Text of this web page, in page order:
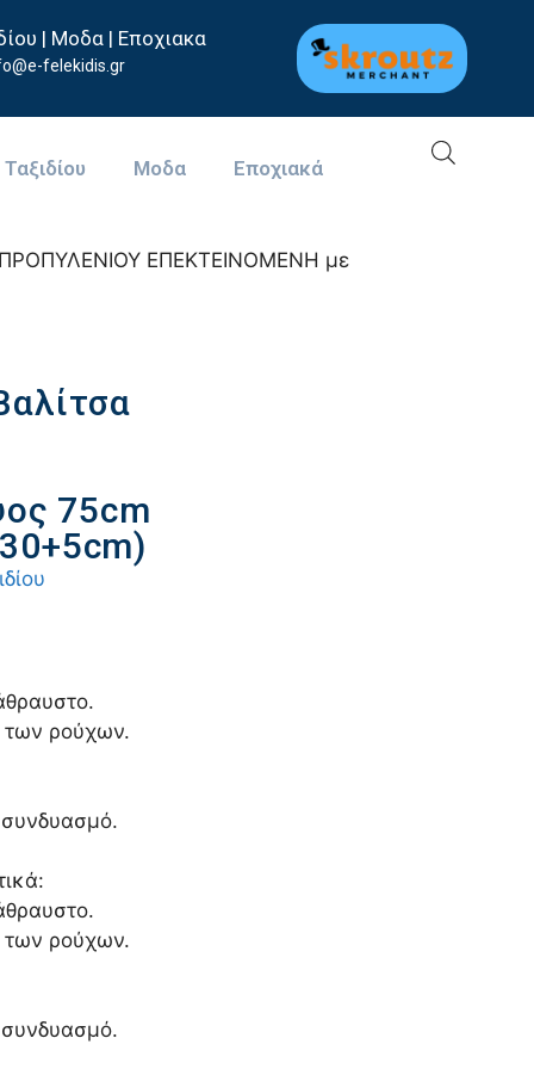
| Μοδα | Εποχιακα
felekidis.gr
Μοδα Eποχιακά
ΕΠΕΚΤΕΙΝΟΜΕΝΗ με
75cm
των ρούχων.
των ρούχων.